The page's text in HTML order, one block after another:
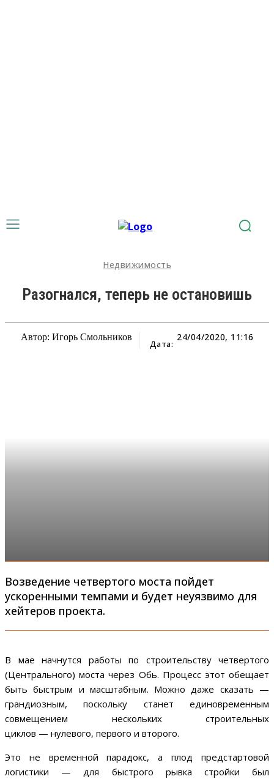
Недвижимость
Разогнался, теперь не остановишь
Автор: Игорь Смольников
Дата:
24/04/2020, 11:16
Возведение четвертого моста пойдет
ускоренными темпами и будет неуязвимо для
хейтеров проекта.
В мае начнутся работы по строительству четвертого
(Центрального) моста через Обь. Процесс этот обещает
быть быстрым и масштабным. Можно даже сказать —
грандиозным, поскольку станет единовременным
совмещением нескольких строительных
циклов — нулевого, первого и второго.
Это не временной парадокс, а плод предстартовой
логистики — для быстрого рывка стройки был